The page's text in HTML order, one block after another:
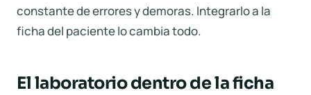
constante de errores y demoras. Integrarlo a la
ficha del paciente lo cambia todo.
El laboratorio dentro de la ficha